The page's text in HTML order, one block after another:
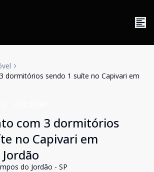
dormitórios sendo 1 suíte no Capivari em
com 3 dormitórios
no Capivari em
do Jordão - SP